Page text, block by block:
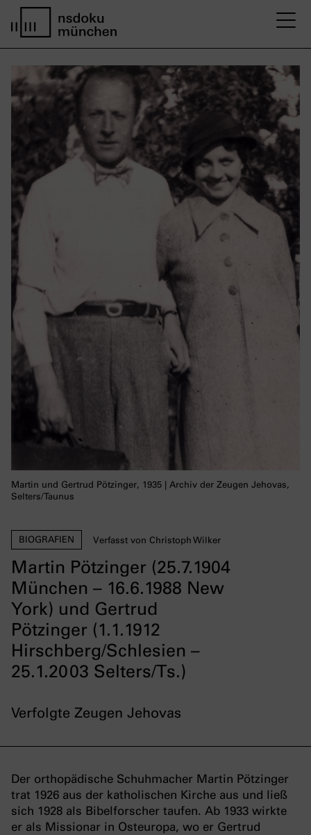
Martin Pötzinger (25.7.1904
München – 16.6.1988 New
York) und Gertrud
Pötzinger (1.1.1912
Hirschberg/Schlesien –
25.1.2003 Selters/Ts.)
BIOGRAFIEN Verfasst von Christoph Wilker
Verfolgte Zeugen Jehovas
Martin und Gertrud Pötzinger, 1935 | Archiv der Zeugen Jehovas,
Selters/Taunus
Der orthopädische Schuhmacher Martin Pötzinger
trat 1926 aus der katholischen Kirche aus und ließ
sich 1928 als Bibelforscher taufen. Ab 1933 wirkte
er als Missionar in Osteuropa, wo er Gertrud